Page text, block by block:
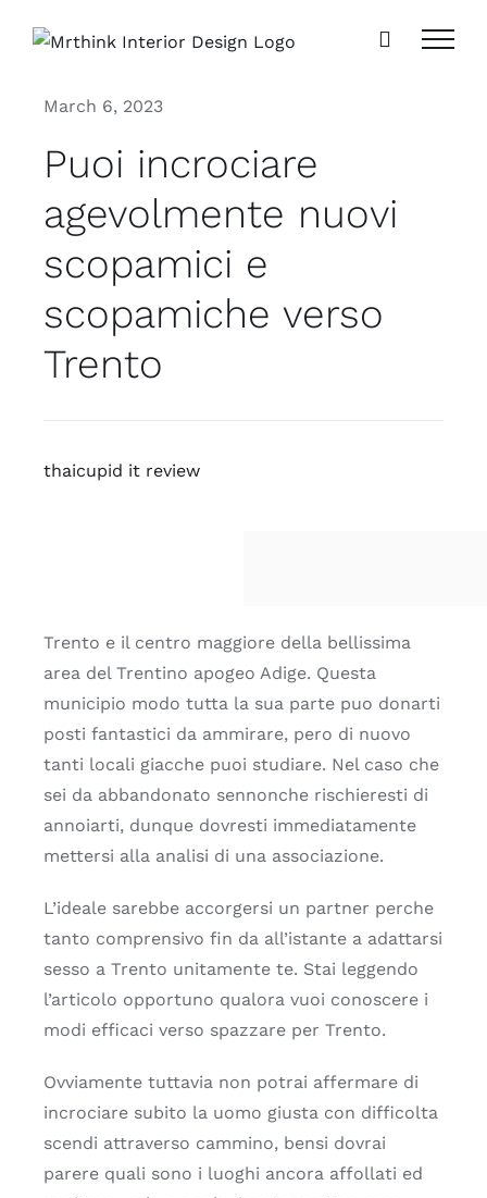
March 6, 2023
Puoi incrociare
agevolmente nuovi
scopamici e
scopamiche verso
Trento
thaicupid it review
Trento e il centro maggiore della bellissima
area del Trentino apogeo Adige. Questa
municipio modo tutta la sua parte puo donarti
posti fantastici da ammirare, pero di nuovo
tanti locali giacche puoi studiare. Nel caso che
sei da abbandonato sennonche rischieresti di
annoiarti, dunque dovresti immediatamente
mettersi alla analisi di una associazione.
L’ideale sarebbe accorgersi un partner perche
tanto comprensivo fin da all’istante a adattarsi
sesso a Trento unitamente te. Stai leggendo
l’articolo opportuno qualora vuoi conoscere i
modi efficaci verso spazzare per Trento.
Ovviamente tuttavia non potrai affermare di
incrociare subito la uomo giusta con difficolta
scendi attraverso cammino, bensi dovrai
parere quali sono i luoghi ancora affollati ed